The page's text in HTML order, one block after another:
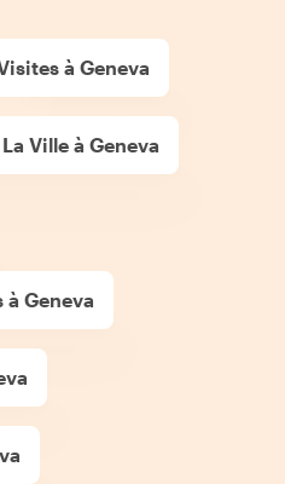
à Geneva
Ville à Geneva
Geneva